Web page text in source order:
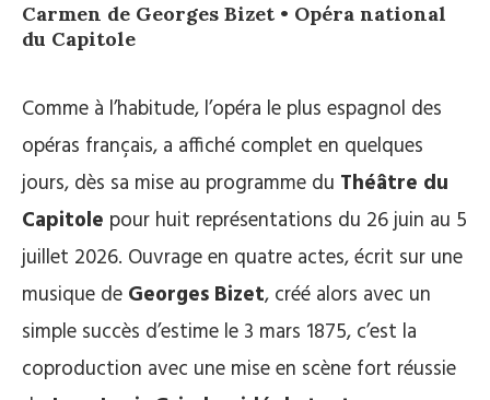
Carmen de Georges Bizet • Opéra national
du Capitole
Comme à l’habitude, l’opéra le plus espagnol des
opéras français, a affiché complet en quelques
jours, dès sa mise au programme du Théâtre du
Capitole pour huit représentations du 26 juin au 5
juillet 2026. Ouvrage en quatre actes, écrit sur une
musique de Georges Bizet, créé alors avec un
simple succès d’estime le 3 mars 1875, c’est la
coproduction avec une mise en scène fort réussie